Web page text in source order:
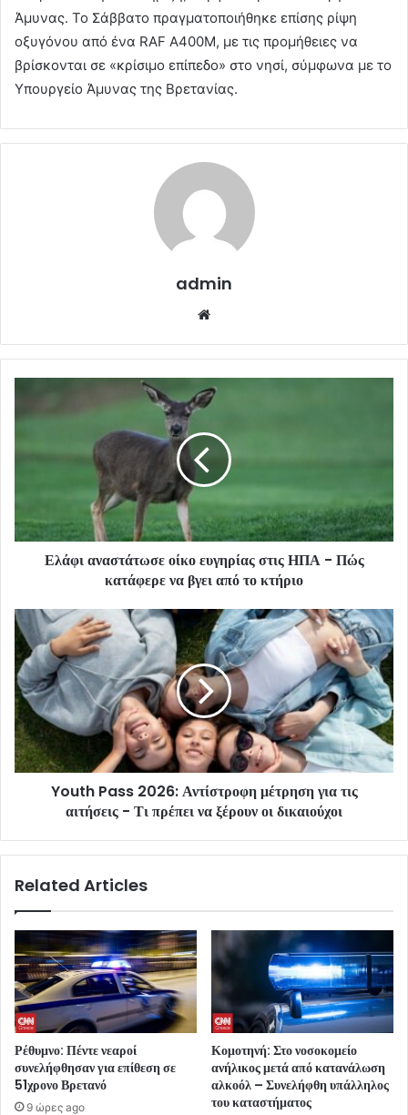
Άμυνας. Το Σάββατο πραγματοποιήθηκε επίσης ρίψη
οξυγόνου από ένα RAF A400M, με τις προμήθειες να
βρίσκονται σε «κρίσιμο επίπεδο» στο νησί, σύμφωνα με το
Υπουργείο Άμυνας της Βρετανίας.
admin
Ελάφι αναστάτωσε οίκο ευγηρίας στις ΗΠΑ - Πώς
κατάφερε να βγει από το κτήριο
Youth Pass 2026: Αντίστροφη μέτρηση για τις
αιτήσεις - Τι πρέπει να ξέρουν οι δικαιούχοι
Related Articles
Ρέθυμνο: Πέντε νεαροί
συνελήφθησαν για επίθεση σε
51χρονο Βρετανό
9 ώρες ago
Κομοτηνή: Στο νοσοκομείο
ανήλικος μετά από κατανάλωση
αλκοόλ – Συνελήφθη υπάλληλος
του καταστήματος